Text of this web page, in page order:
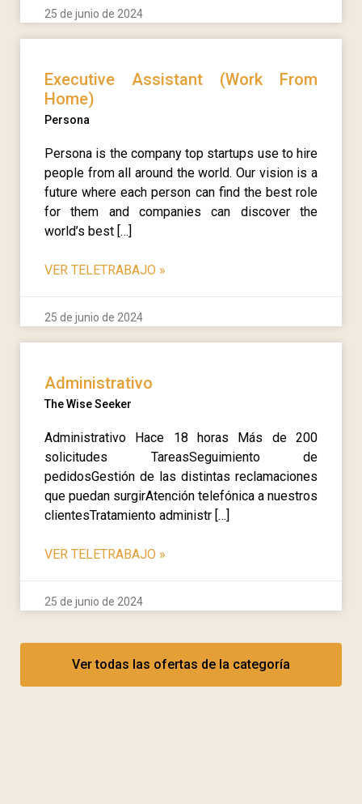
25 de junio de 2024
Executive Assistant (Work From
Home)
Persona
Persona is the company top startups use to hire
people from all around the world. Our vision is a
future where each person can find the best role
for them and companies can discover the
world’s best […]
VER TELETRABAJO »
25 de junio de 2024
Administrativo
The Wise Seeker
Administrativo Hace 18 horas Más de 200
solicitudes TareasSeguimiento de
pedidosGestión de las distintas reclamaciones
que puedan surgirAtención telefónica a nuestros
clientesTratamiento administr […]
VER TELETRABAJO »
25 de junio de 2024
Ver todas las ofertas de la categoría